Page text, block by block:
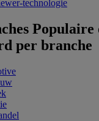
technologie
Populaire
per branche